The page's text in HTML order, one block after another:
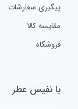
می‌نویسم.
پیگیری سفارشات
مقایسه کالا
فروشگاه
با نفیس عطر